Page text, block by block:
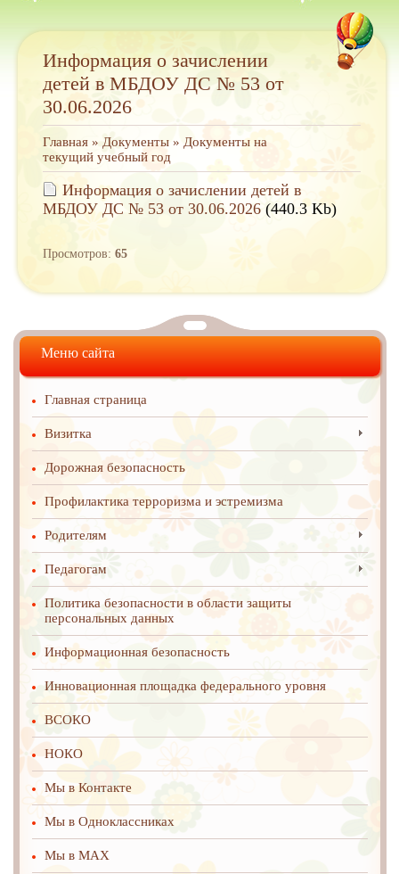
Информация о зачислении
детей в МБДОУ ДС № 53 от
30.06.2026
Главная » Документы » Документы на
текущий учебный год
Информация о зачислении детей в
МБДОУ ДС № 53 от 30.06.2026 (440.3 Kb)
Просмотров: 65
Меню сайта
Главная страница
Визитка
Дорожная безопасность
Профилактика терроризма и эстремизма
Родителям
Педагогам
Политика безопасности в области защиты
персональных данных
Информационная безопасность
Инновационная площадка федерального уровня
ВСОКО
НОКО
Мы в Контакте
Мы в Одноклассниках
Мы в MAX